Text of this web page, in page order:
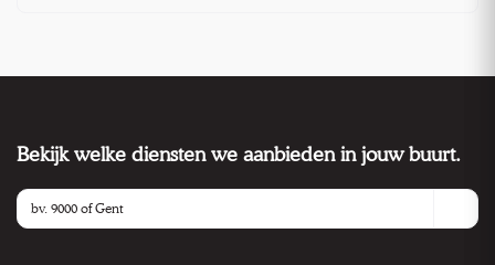
Bekijk welke diensten we aanbieden in jouw buurt.